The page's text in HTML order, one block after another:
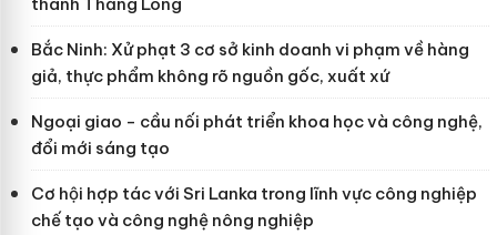
Bắc Ninh: Xử phạt 3 cơ sở kinh doanh vi phạm về hàng
giả, thực phẩm không rõ nguồn gốc, xuất xứ
Ngoại giao - cầu nối phát triển khoa học và công nghệ,
đổi mới sáng tạo
Cơ hội hợp tác với Sri Lanka trong lĩnh vực công nghiệp
chế tạo và công nghệ nông nghiệp